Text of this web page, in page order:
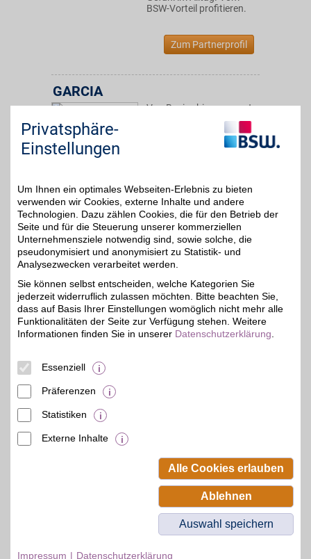
BSW-Vorteil profitieren.
Zum Partnerprofil
5%
GARCIA
Von Basics bis angesagte
Designermode. Bei Garcia
finden Sie aktuelle Trends.
Modisch durch die Saison
Zum Partnerprofil
5%
Suitable
Exklusives
Herrenmode aus eigenem
Label und Premium-
Marken beim Onlineshop
entdecken: Preiswert,
vielfältig und modern bei
unserem Partner
Beamten-Selbsthilfewerk GmbH.
Privatsphäre-
Einstellungen
Um Ihnen ein optimales Webseiten-Erlebnis zu bieten
verwenden wir Cookies, externe Inhalte und andere
Technologien. Dazu zählen Cookies, die für den Betrieb der
Seite und für die Steuerung unserer kommerziellen
Unternehmensziele notwendig sind, sowie solche, die
pseudonymisiert und anonymisiert zu Statistik- und
Analysezwecken verarbeitet werden.
Sie können selbst entscheiden, welche Kategorien Sie
jederzeit widerruflich zulassen möchten. Bitte beachten Sie,
dass auf Basis Ihrer Einstellungen womöglich nicht mehr alle
Funktionalitäten der Seite zur Verfügung stehen. Weitere
Informationen finden Sie in unserer Datenschutzerklärung
Essenziell
Präferenzen
Statistiken
Externe Inhalte
Alle Cookies erlauben
Ablehnen
Auswahl speichern
Impressum Datenschutzerklärung